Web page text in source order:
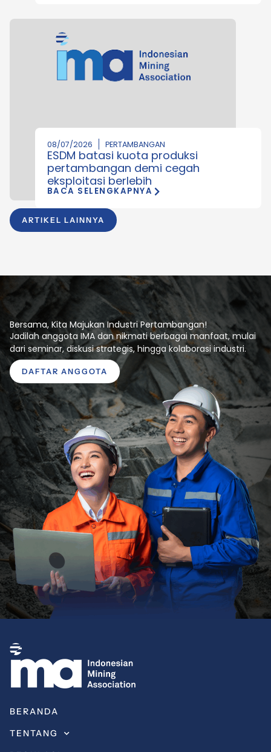
ARTIKEL LAINNYA
08/07/2026 PERTAMBANGAN
ESDM batasi kuota produksi
pertambangan demi cegah
eksploitasi berlebih
BACA SELENGKAPNYA
Bersama, Kita Majukan Industri Pertambangan!
Jadilah anggota IMA dan nikmati berbagai manfaat, mulai
dari seminar, diskusi strategis, hingga kolaborasi industri.
DAFTAR ANGGOTA
BERANDA
TENTANG